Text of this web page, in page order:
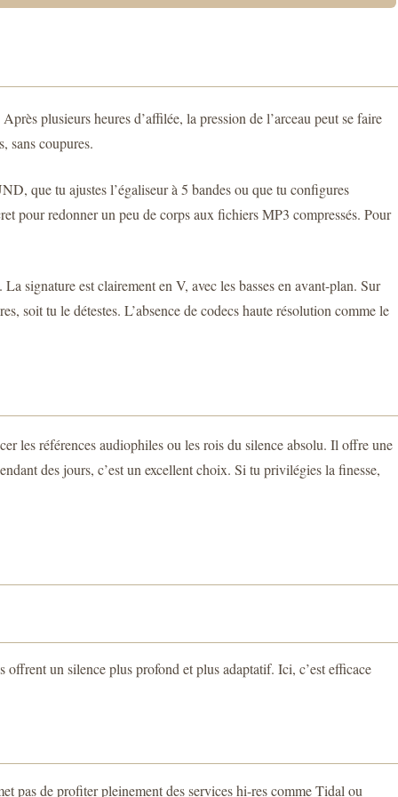
plusieurs heures d’affilée, la pression de l’arceau peut se faire
sans coupures.
que tu ajustes l’égaliseur à 5 bandes ou que tu configures
pour redonner un peu de corps aux fichiers MP3 compressés. Pour
signature est clairement en V, avec les basses en avant-plan. Sur
soit tu le détestes. L’absence de codecs haute résolution comme le
les références audiophiles ou les rois du silence absolu. Il offre une
des jours, c’est un excellent choix. Si tu privilégies la finesse,
un silence plus profond et plus adaptatif. Ici, c’est efficace
pas de profiter pleinement des services hi-res comme Tidal ou